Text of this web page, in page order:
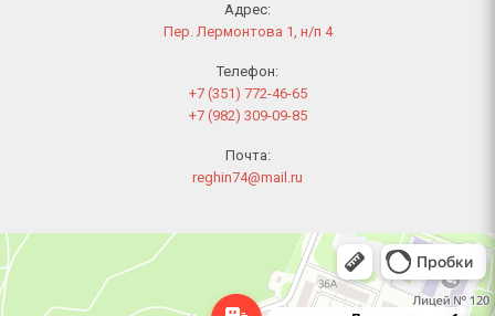
Адрес:
Пер. Лермонтова 1, н/п 4
Телефон:
+7 (351) 772-46-65
+7 (982) 309-09-85
Почта:
reghin74@mail.ru
Челябинск
Переулок Лермонтова, 1 — Яндекс Карты